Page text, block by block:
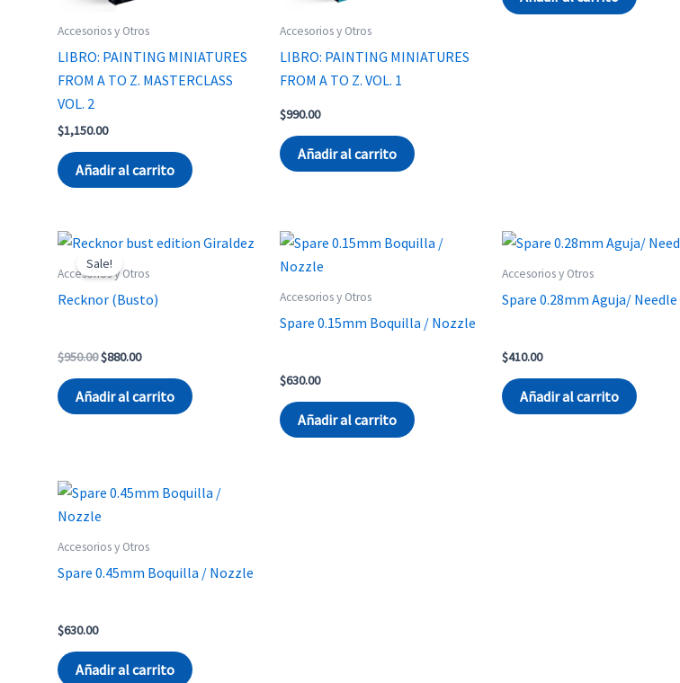
Accesorios y Otros
LIBRO: PAINTING MINIATURES
FROM A TO Z. MASTERCLASS
VOL. 2
$1,150.00
Añadir al carrito
Accesorios y Otros
LIBRO: PAINTING MINIATURES
FROM A TO Z. VOL. 1
$990.00
Añadir al carrito
Sale!
Accesorios y Otros
Recknor (Busto)
$950.00Original
was:
$950.00.
$880.00Current
$880.00.
Añadir al carrito
Accesorios y Otros
Spare 0.15mm Boquilla / Nozzle
$630.00
Añadir al carrito
Accesorios y Otros
Spare 0.28mm Aguja/ Needle
$410.00
Añadir al carrito
Accesorios y Otros
Spare 0.45mm Boquilla / Nozzle
$630.00
Añadir al carrito